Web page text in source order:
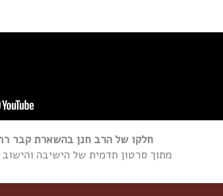
חלקו של הרב חנן בהשארת קבר
מתוך סרטון תדמית של הישיבה